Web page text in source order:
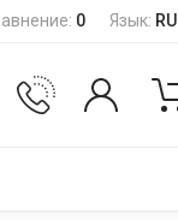
: 0 Язык: RU